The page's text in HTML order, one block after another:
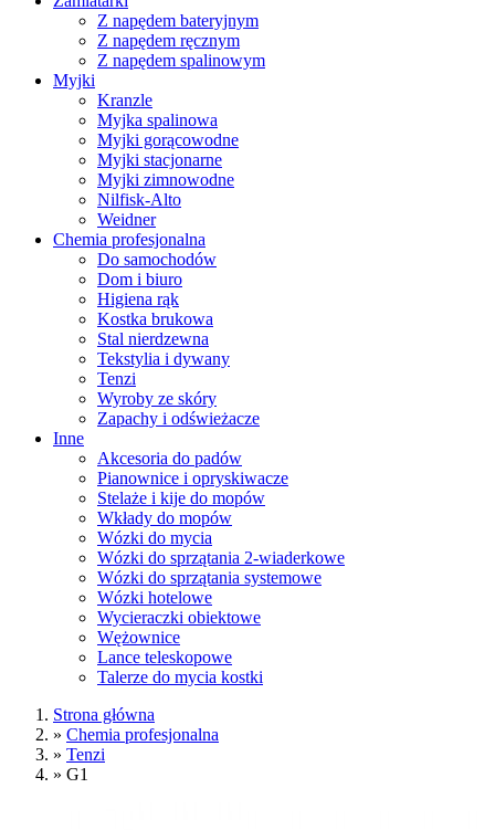
Z napędem bateryjnym
Z napędem ręcznym
Z napędem spalinowym
Myjki
Kranzle
Myjka spalinowa
Myjki gorącowodne
Myjki stacjonarne
Myjki zimnowodne
Nilfisk-Alto
Weidner
Chemia profesjonalna
Do samochodów
Dom i biuro
Higiena rąk
Kostka brukowa
Stal nierdzewna
Tekstylia i dywany
Tenzi
Wyroby ze skóry
Zapachy i odświeżacze
Inne
Akcesoria do padów
Pianownice i opryskiwacze
Stelaże i kije do mopów
Wkłady do mopów
Wózki do mycia
Wózki do sprzątania 2-wiaderkowe
Wózki do sprzątania systemowe
Wózki hotelowe
Wycieraczki obiektowe
Wężownice
Lance teleskopowe
Talerze do mycia kostki
Strona główna
» Chemia profesjonalna
» Tenzi
» G1